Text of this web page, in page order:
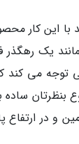
با این کار
یک
توجه می کند
ساده
و در ارتفاع